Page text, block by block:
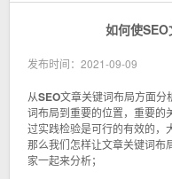
如何使
发布时间：2021-09-09
从SEO文章关键词布局方面分
词布局到重要的位置，重要的
过实践检验是可行的有效的，
那么我们怎样让文章关键词布
家一起来分析；